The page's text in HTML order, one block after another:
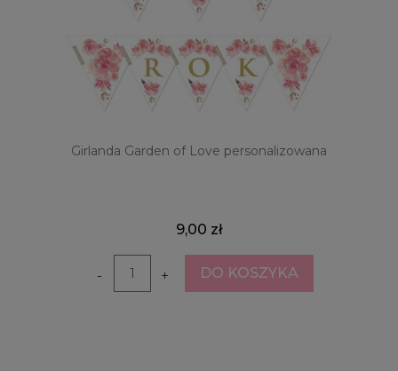
Girlanda Garden of Love personalizowana
9,00 zł
- + DO KOSZYKA